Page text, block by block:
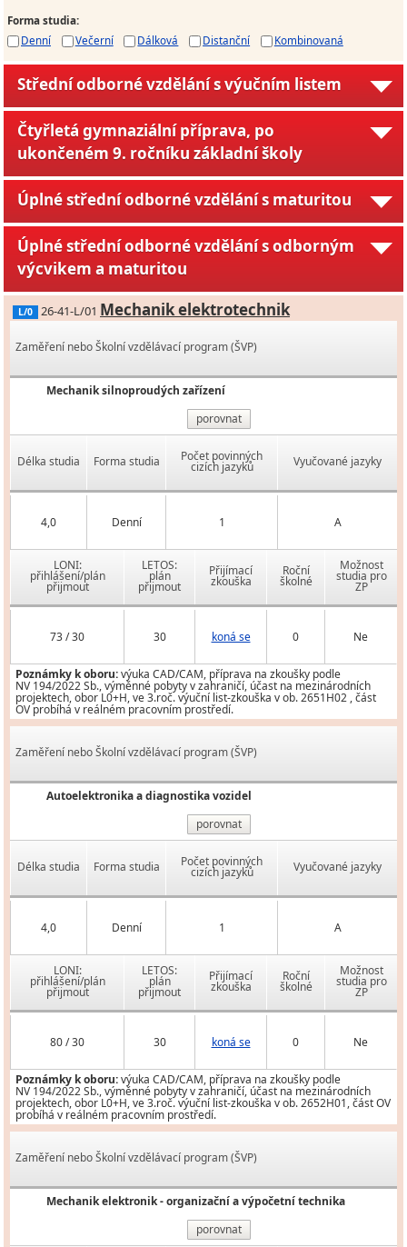
Forma studia:
Denní
Večerní Dálková Distanční Kombinovaná
Střední odborné vzdělání s výučním listem
Čtyřletá gymnaziální příprava, po
ukončeném 9. ročníku základní školy
Úplné střední odborné vzdělání s maturitou
Úplné střední odborné vzdělání s odborným
výcvikem a maturitou
L/0 26-41-L/01 Mechanik elektrotechnik
Zaměření nebo Školní vzdělávací program (ŠVP)
Mechanik silnoproudých zařízení
porovnat
Délka studia Forma studia Počet povinných
cizích jazyků Vyučované jazyky
4,0 Denní 1 A
LONI:
přihlášení/plán
přijmout
LETOS:
plán
přijmout
Přijímací
zkouška
Roční
školné
Možnost
studia pro
ZP
73 / 30 30 koná se 0 Ne
Poznámky k oboru:výuka CAD/CAM, příprava na zkoušky podle
NV 194/2022 Sb., výměnné pobyty v zahraničí, účast na mezinárodních
projektech, obor L0+H, ve 3.roč. výuční list-zkouška v ob. 2651H02 , část
OV probíhá v reálném pracovním prostředí.
Zaměření nebo Školní vzdělávací program (ŠVP)
Autoelektronika a diagnostika vozidel
porovnat
Délka studia Forma studia Počet povinných
cizích jazyků Vyučované jazyky
4,0 Denní 1 A
LONI:
přihlášení/plán
přijmout
LETOS:
plán
přijmout
Přijímací
zkouška
Roční
školné
Možnost
studia pro
ZP
80 / 30 30 koná se 0 Ne
Poznámky k oboru:výuka CAD/CAM, příprava na zkoušky podle
NV 194/2022 Sb., výměnné pobyty v zahraničí, účast na mezinárodních
projektech, obor L0+H, ve 3.roč. výuční list-zkouška v ob. 2652H01, část OV
probíhá v reálném pracovním prostředí.
Zaměření nebo Školní vzdělávací program (ŠVP)
Mechanik elektronik - organizační a výpočetní technika
porovnat